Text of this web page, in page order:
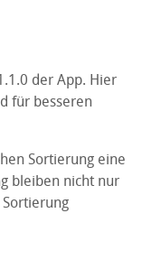
der App. Hier
für besseren
Sortierung eine
bleiben nicht nur